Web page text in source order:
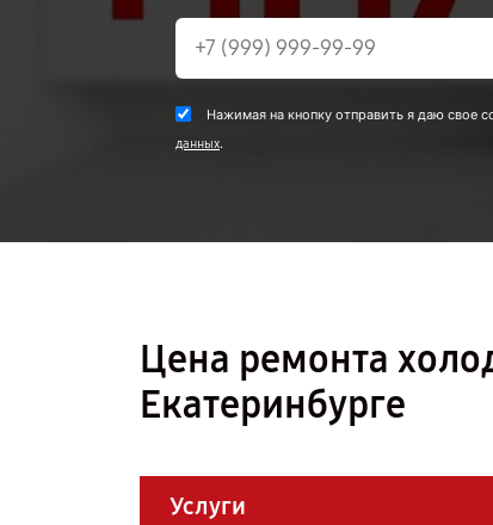
Нажимая на кнопку отправить я даю свое
данных.
Цена ремонта
Екатеринбурге
Услуги